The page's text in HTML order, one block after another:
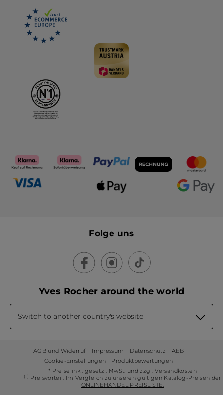
Folge uns
Yves Rocher around the world
Switch to another country's website
AGB und Widerruf Impressum Datenschutz
AEB
Cookie-Einstellungen
Produktbewertungen
* Preise inkl. gesetzl. MwSt. und zzgl. Versandkosten
(1) Preisvorteil: Im Vergleich zu unseren gültigen Katalog-Preisen der
ONLINEHANDEL PREISLISTE.